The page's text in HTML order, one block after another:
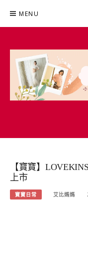
content
MENU
【寶寶】
上市
寶寶日常 艾比媽媽